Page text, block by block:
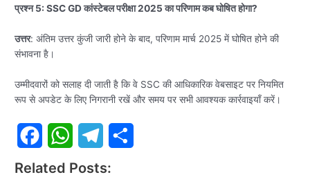
प्रश्न 5: SSC GD कांस्टेबल परीक्षा 2025 का परिणाम कब घोषित होगा?
उत्तर: अंतिम उत्तर कुंजी जारी होने के बाद, परिणाम मार्च 2025 में घोषित होने की
संभावना है।
उम्मीदवारों को सलाह दी जाती है कि वे SSC की आधिकारिक वेबसाइट पर नियमित
रूप से अपडेट के लिए निगरानी रखें और समय पर सभी आवश्यक कार्रवाइयाँ करें।
F
Related Posts: